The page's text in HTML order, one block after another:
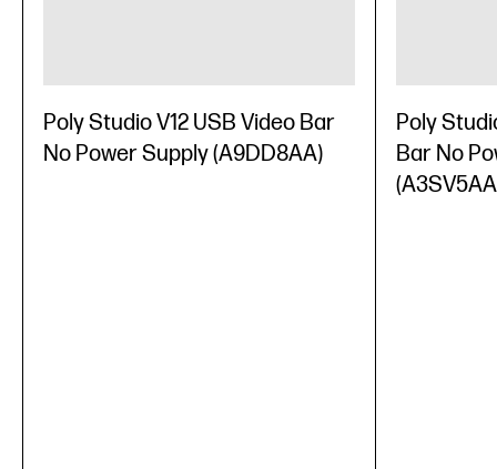
Poly Studio V12 USB Video Bar
No Power Supply (A9DD8AA)
Poly
Bar No